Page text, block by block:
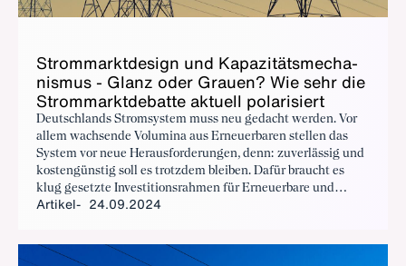
Strom­markt­de­sign und Ka­pa­zi­täts­me­cha­
nis­mus - Glanz oder Grau­en? Wie sehr die
Strom­markt­de­bat­te ak­tu­ell po­la­ri­siert
Deutschlands Stromsystem muss neu gedacht werden. Vor
allem wachsende Volumina aus Erneuerbaren stellen das
System vor neue Herausforderungen, denn: zuverlässig und
kostengünstig soll es trotzdem bleiben. Dafür braucht es
klug gesetzte Investitionsrahmen für Erneuerbare und
steuerbare Kapazitäten, vorausschauende Regelungen für
Artikel 24.09.2024